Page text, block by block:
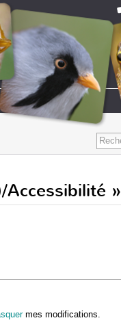
Accessibilité »
mes modifications.